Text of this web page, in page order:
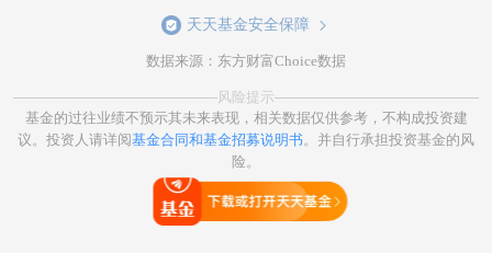
天天基金安全保障
数据来源：东方财富Choice数据
风险提示
基金的过往业绩不预示其未来表现，相关数据仅供参考，不构成投资建
议。投资人请详阅基金合同和基金招募说明书。并自行承担投资基金的风
险。
打开天天基金